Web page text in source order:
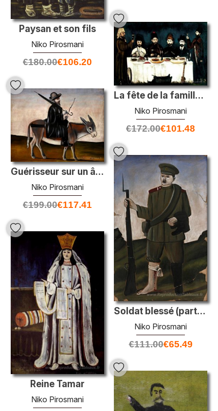
Paysan et son fils
Niko Pirosmani
€180.00€106.20
La fête de la famille Kupreishvili
Niko Pirosmani
€172.00€101.48
Guérisseur sur un âne
Niko Pirosmani
€199.00€117.41
Soldat blessé (partie de diptyque)
Niko Pirosmani
€111.00€65.49
Reine Tamar
Niko Pirosmani